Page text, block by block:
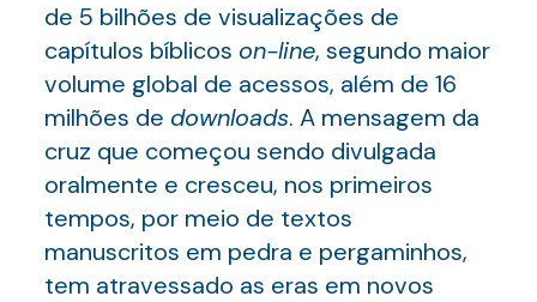
de 5 bilhões de visualizações de
capítulos bíblicos on-line, segundo maior
volume global de acessos, além de 16
milhões de downloads. A mensagem da
cruz que começou sendo divulgada
oralmente e cresceu, nos primeiros
tempos, por meio de textos
manuscritos em pedra e pergaminhos,
tem atravessado as eras em novos